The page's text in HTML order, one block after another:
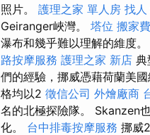
照片。 護理之家 單人房 找人
Geiranger峽灣。 塔位 搬家
瀑布和幾乎難以理解的維度
路按摩服務 護理之家 新店 典
們的經驗，挪威憑藉荷蘭美
格均以2 徵信公司 外燴廠商
名的北極探險隊。 Skanzen
化。 台中排毒按摩服務 挪威